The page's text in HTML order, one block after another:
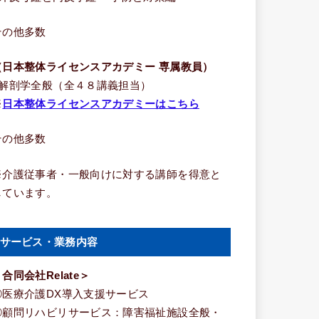
の他多数
日本整体ライセンスアカデミー 専属教員）
剖学全般（全４８講義担当）
日本整体ライセンスアカデミーはこちら
の他多数
護従事者・一般向けに対する講師を得意と
います。
サービス・業務内容
合同会社Relate＞
療介護DX導入支援サービス
問リハビリサービス：障害福祉施設全般・